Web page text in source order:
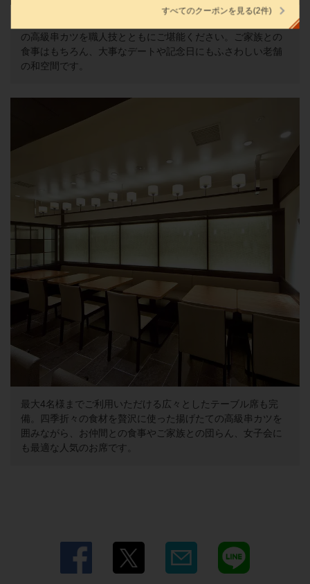
すべてのクーポンを見る(2件)
の高級串カツを職人技とともにご堪能ください。ご家族との
食事はもちろん、大事なデートや記念日にもふさわしい老舗
の和空間です。
最大4名様までご利用いただける広々としたテーブル席も完
備。四季折々の食材を贅沢に使った揚げたての高級串カツを
囲みながら、お仲間との食事やご家族との団らん、女子会に
も最適な人気のお席です。